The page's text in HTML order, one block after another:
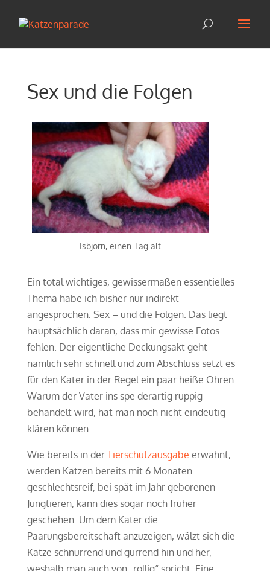
Sex und die Folgen
Isbjörn, einen Tag alt
Ein total wichtiges, gewissermaßen essentielles
Thema habe ich bisher nur indirekt
angesprochen: Sex – und die Folgen. Das liegt
hauptsächlich daran, dass mir gewisse Fotos
fehlen. Der eigentliche Deckungsakt geht
nämlich sehr schnell und zum Abschluss setzt es
für den Kater in der Regel ein paar heiße Ohren.
Warum der Vater ins spe derartig ruppig
behandelt wird, hat man noch nicht eindeutig
klären können.
Wie bereits in der Tierschutzausgabe erwähnt,
werden Katzen bereits mit 6 Monaten
geschlechtsreif, bei spät im Jahr geborenen
Jungtieren, kann dies sogar noch früher
geschehen. Um dem Kater die
Paarungsbereitschaft anzuzeigen, wälzt sich die
Katze schnurrend und gurrend hin und her,